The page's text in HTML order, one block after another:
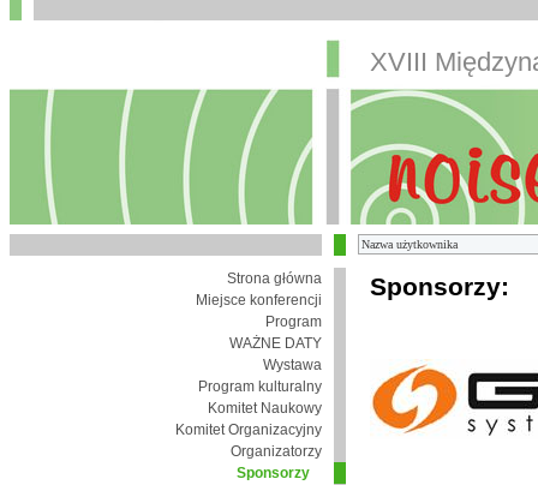
XVIII
Strona główna
Miejsce konferencji
Program
WAŻNE DATY
Wystawa
Program kulturalny
Komitet Naukowy
Komitet Organizacyjny
Organizatorzy
Sponsorzy
Sponsorzy: